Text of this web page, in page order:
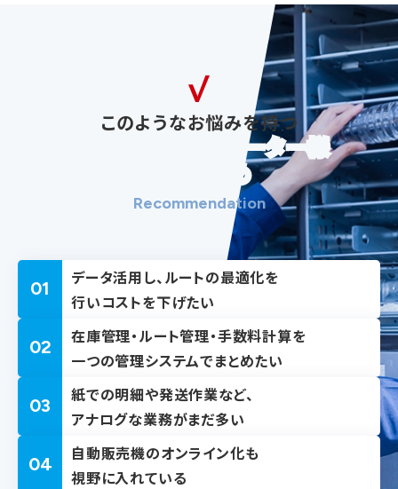
このようなお悩みを持つ
自動販売機オペレーター様
におすすめ
Recommendation
01
データ活用し、ルートの最適化を
行いコストを下げたい
02
在庫管理・ルート管理・手数料計算を
一つの管理システムでまとめたい
03
紙での明細や発送作業など、
アナログな業務がまだ多い
04
自動販売機のオンライン化も
視野に入れている